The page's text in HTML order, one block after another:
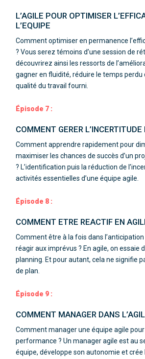
L’AGILE POUR OPTIMISER
L’EQUIPE
Comment optimiser en permanence
?Vous serez témoins d’une session de
découvrirez ainsi les ressorts de
gagner en fluidité, réduire le temps
qualité du travail fourni.
Épisode 7 :
COMMENT GERER L’INCERTITUDE
Comment apprendre rapidement pour
maximiser les chances de succès d’un
? L’identification puis la réduction de
activités essentielles d’une équipe agile.
Épisode 8 :
COMMENT ETRE REACTIF EN
Comment être à la fois dans
réagir aux imprévus ? En agile, on essaie
planning. Et pour autant, cela ne signifie
de plan.
Épisode 9 :
COMMENT MANAGER DANS
Comment manager une équipe agile
performance ?Un manager agile est au
équipe, développe son autonomie et crée